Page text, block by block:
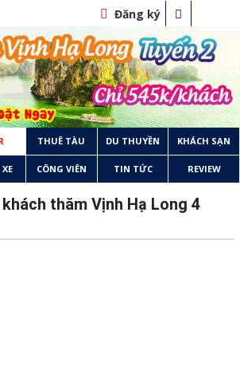
Đăng ký
THUÊ TÀU DU THUYỀN KHÁCH SẠN
CÔNG VIÊN TIN TỨC REVIEW
thăm Vịnh Hạ Long 4